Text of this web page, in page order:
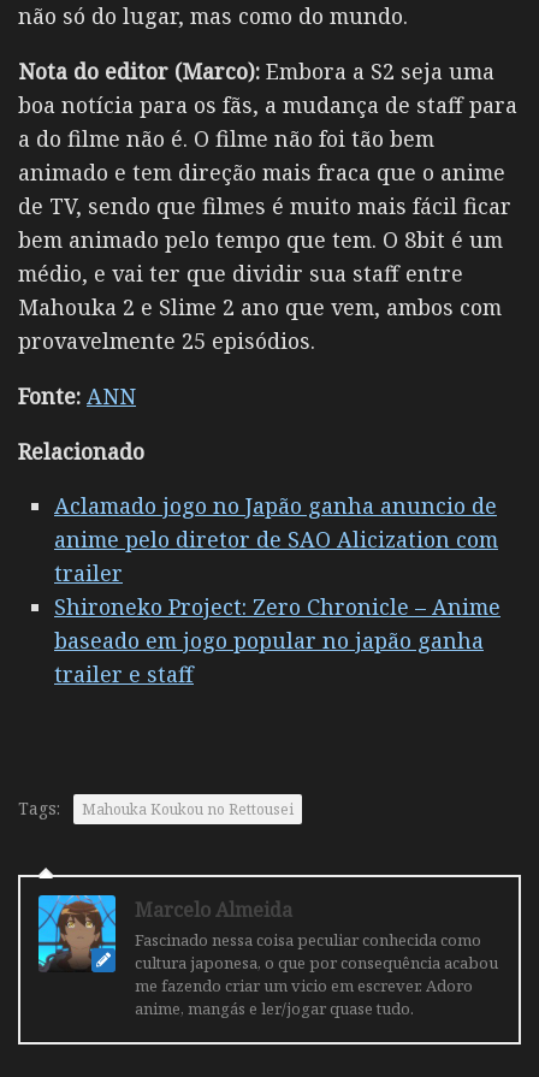
não só do lugar, mas como do mundo.
Nota do editor (Marco): Embora a S2 seja uma
boa notícia para os fãs, a mudança de staff para
a do filme não é. O filme não foi tão bem
animado e tem direção mais fraca que o anime
de TV, sendo que filmes é muito mais fácil ficar
bem animado pelo tempo que tem. O 8bit é um
médio, e vai ter que dividir sua staff entre
Mahouka 2 e Slime 2 ano que vem, ambos com
provavelmente 25 episódios.
Fonte: ANN
Relacionado
Aclamado jogo no Japão ganha anuncio de
anime pelo diretor de SAO Alicization com
trailer
Shironeko Project: Zero Chronicle – Anime
baseado em jogo popular no japão ganha
trailer e staff
Tags: Mahouka Koukou no Rettousei
Marcelo Almeida
Fascinado nessa coisa peculiar conhecida como
cultura japonesa, o que por consequência acabou
me fazendo criar um vicio em escrever. Adoro
anime, mangás e ler/jogar quase tudo.